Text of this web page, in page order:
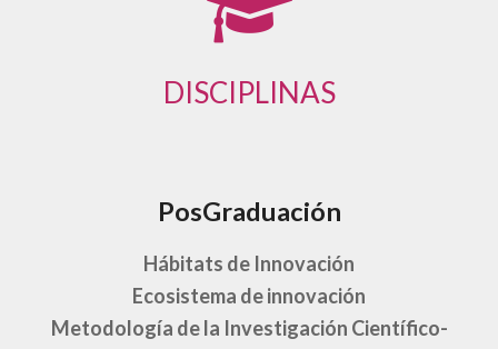
DISCIPLINAS
PosGraduación
Hábitats de Innovación
Ecosistema de innovación
Metodología de la Investigación Científico-